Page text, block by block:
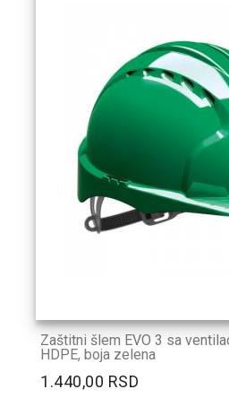
Zaštitni šlem EVO 3 sa
HDPE, boja zelena
1.440,00 RSD